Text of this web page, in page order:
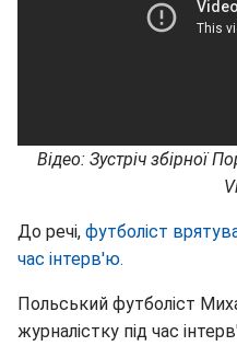
Відео: Зустріч збірної
До речі, футболіст
час інтерв'ю.
Польський футболіст
журналістку під час